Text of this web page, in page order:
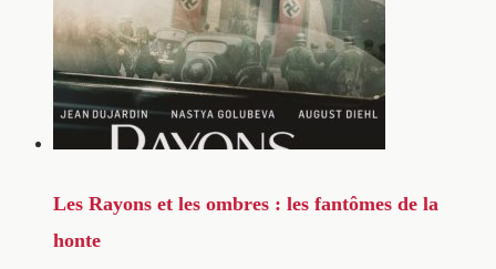
Les Rayons et les ombres : les fantômes de la
honte